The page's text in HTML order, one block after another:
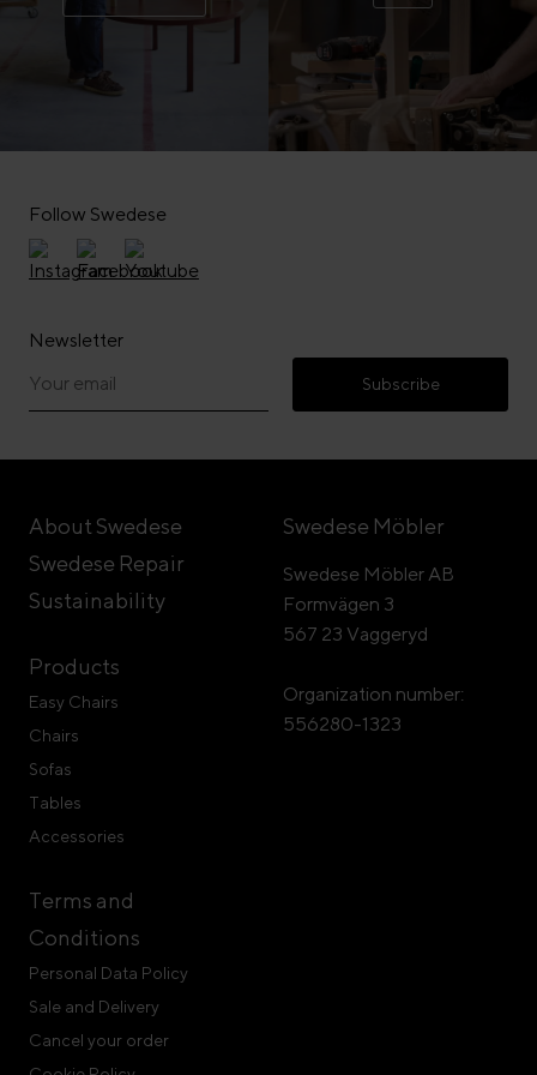
Follow Swedese
Newsletter
Subscribe
About Swedese
Swedese Repair
Sustainability
Products
Easy Chairs
Chairs
Sofas
Tables
Accessories
Terms and
Conditions
Personal Data Policy
Sale and Delivery
Cancel your order
Swedese Möbler
Swedese Möbler AB
Formvägen 3
567 23 Vaggeryd
Organization number:
556280-1323